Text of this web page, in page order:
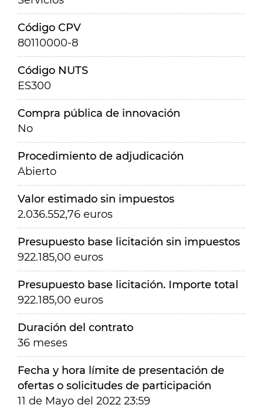
Código CPV
80110000-8
Código NUTS
ES300
Compra pública de innovación
No
Procedimiento de adjudicación
Abierto
Valor estimado sin impuestos
2.036.552,76 euros
Presupuesto base licitación sin impuestos
922.185,00 euros
Presupuesto base licitación. Importe total
922.185,00 euros
Duración del contrato
36 meses
Fecha y hora límite de presentación de
ofertas o solicitudes de participación
11 de Mayo del 2022 23:59